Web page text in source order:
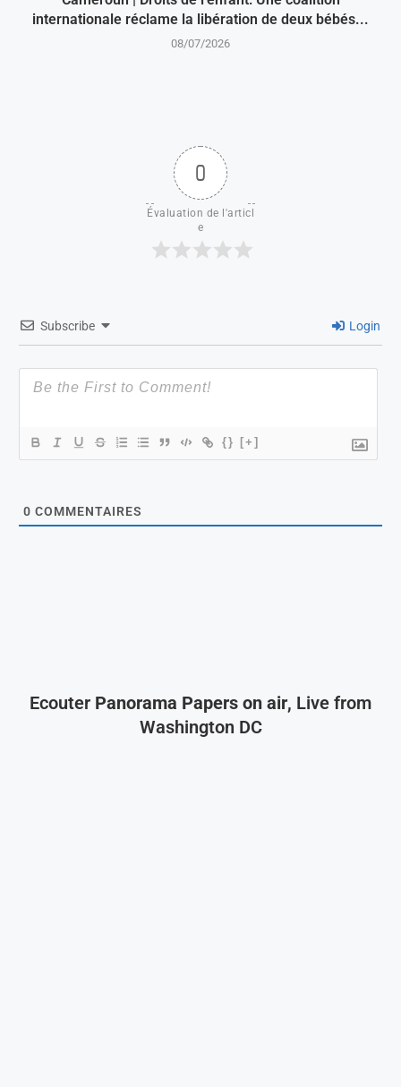
internationale réclame la libération de deux bébés...
08/07/2026
0
Évaluation de l'articl
e
Subscribe Login
{} [+]
0 COMMENTAIRES
Ecouter Panorama Papers on air, Live from
Washington DC